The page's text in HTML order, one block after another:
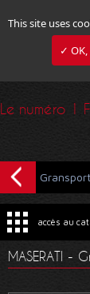
This site uses
✓
Le numéro
Gransport
accès au
MASERATI -